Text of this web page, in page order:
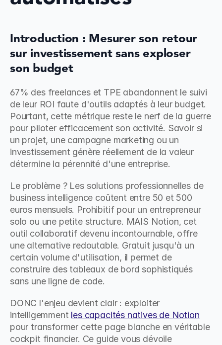
Introduction : Mesurer son retour
sur investissement sans exploser
son budget
67% des freelances et TPE abandonnent le suivi
de leur ROI faute d'outils adaptés à leur budget.
Pourtant, cette métrique reste le nerf de la guerre
pour piloter efficacement son activité. Savoir si
un projet, une campagne marketing ou un
investissement génère réellement de la valeur
détermine la pérennité d'une entreprise.
Le problème ? Les solutions professionnelles de
business intelligence coûtent entre 50 et 500
euros mensuels. Prohibitif pour un entrepreneur
solo ou une petite structure. MAIS Notion, cet
outil collaboratif devenu incontournable, offre
une alternative redoutable. Gratuit jusqu'à un
certain volume d'utilisation, il permet de
construire des tableaux de bord sophistiqués
sans une ligne de code.
DONC l'enjeu devient clair : exploiter
intelligemment les capacités natives de Notion
pour transformer cette page blanche en véritable
cockpit financier. Ce guide vous dévoile